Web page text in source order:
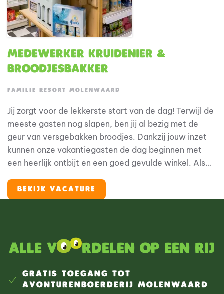
Medewerker Kruidenier &
Broodjesbakker
FAMILIE RESORT MOLENWAARD
Jij zorgt voor de lekkerste start van de dag! Terwijl de
meeste gasten nog slapen, ben jij al bezig met de
geur van versgebakken broodjes. Dankzij jouw inzet
kunnen onze vakantiegasten de dag beginnen met
een heerlijk ontbijt en een goed gevulde winkel. Als
een unieke plek binnen het resort. Je zorgt ervoor dat
de broodjes vers worden afgebakken, de winkel er
BEKIJK VACATURE
Alle v rdelen op een rij
GRATIS TOEGANG TOT
AVONTURENBOERDERIJ MOLENWAARD